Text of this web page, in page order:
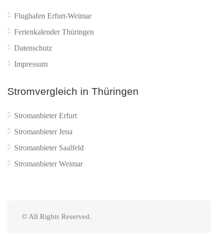
Flughafen Erfurt-Weimar
Ferienkalender Thüringen
Datenschutz
Impressum
Stromvergleich in Thüringen
Stromanbieter Erfurt
Stromanbieter Jena
Stromanbieter Saalfeld
Stromanbieter Weimar
© All Rights Reserved.